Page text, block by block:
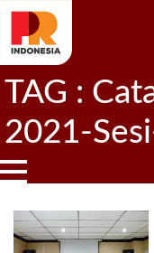
TAG :
2021-